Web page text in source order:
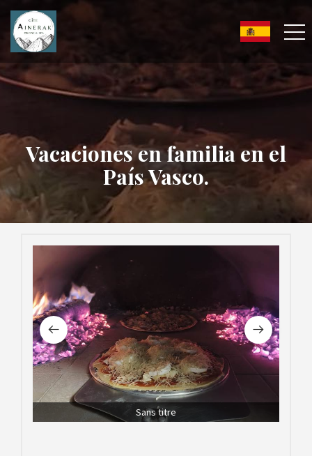
Vacaciones en familia en el
País Vasco.
Sans titre